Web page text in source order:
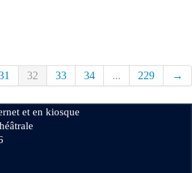
32 33 34 ... 229 →
et en kiosque